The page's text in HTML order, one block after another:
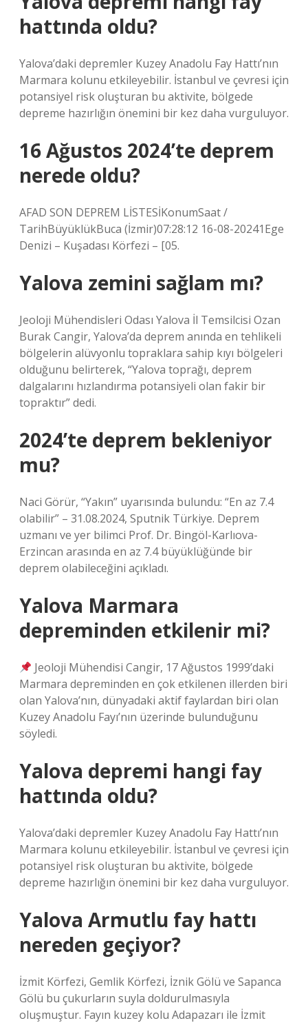
hattında oldu?
Yalova’daki depremler Kuzey Anadolu Fay Hattı’nın
Marmara kolunu etkileyebilir. İstanbul ve çevresi için
potansiyel risk oluşturan bu aktivite, bölgede
depreme hazırlığın önemini bir kez daha vurguluyor.
16 Ağustos 2024’te deprem
nerede oldu?
AFAD SON DEPREM LİSTESİKonumSaat /
TarihBüyüklükBuca (İzmir)07:28:12 16-08-20241Ege
Denizi – Kuşadası Körfezi – [05.
Yalova zemini sağlam mı?
Jeoloji Mühendisleri Odası Yalova İl Temsilcisi Ozan
Burak Cangir, Yalova’da deprem anında en tehlikeli
bölgelerin alüvyonlu topraklara sahip kıyı bölgeleri
olduğunu belirterek, “Yalova toprağı, deprem
dalgalarını hızlandırma potansiyeli olan fakir bir
topraktır” dedi.
2024’te deprem bekleniyor
mu?
Naci Görür, “Yakın” uyarısında bulundu: “En az 7.4
olabilir” – 31.08.2024, Sputnik Türkiye. Deprem
uzmanı ve yer bilimci Prof. Dr. Bingöl-Karlıova-
Erzincan arasında en az 7.4 büyüklüğünde bir
deprem olabileceğini açıkladı.
Yalova Marmara
depreminden etkilenir mi?
Jeoloji Mühendisi Cangir, 17 Ağustos 1999’daki
Marmara depreminden en çok etkilenen illerden biri
olan Yalova’nın, dünyadaki aktif faylardan biri olan
Kuzey Anadolu Fayı’nın üzerinde bulunduğunu
söyledi.
Yalova depremi hangi fay
hattında oldu?
Yalova’daki depremler Kuzey Anadolu Fay Hattı’nın
Marmara kolunu etkileyebilir. İstanbul ve çevresi için
potansiyel risk oluşturan bu aktivite, bölgede
depreme hazırlığın önemini bir kez daha vurguluyor.
Yalova Armutlu fay hattı
nereden geçiyor?
İzmit Körfezi, Gemlik Körfezi, İznik Gölü ve Sapanca
Gölü bu çukurların suyla doldurulmasıyla
oluşmuştur. Fayın kuzey kolu Adapazarı ile İzmit